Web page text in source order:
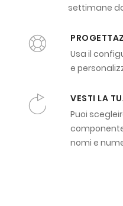
settimane
Usa il
e
VESTI LA
Puoi
nomi e